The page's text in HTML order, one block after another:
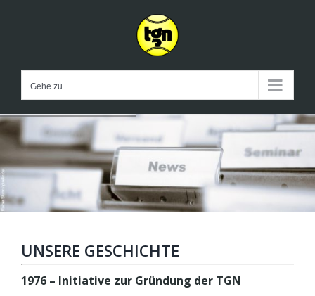
Gehe zu ...
UNSERE GESCHICHTE
1976 – Initiative zur Gründung der TGN